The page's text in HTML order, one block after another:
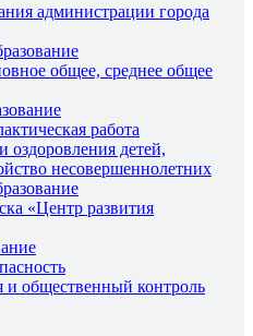
администрации города
общее, среднее общее
работа
оздоровления детей,
несовершеннолетних
«Центр развития
и общественный контроль